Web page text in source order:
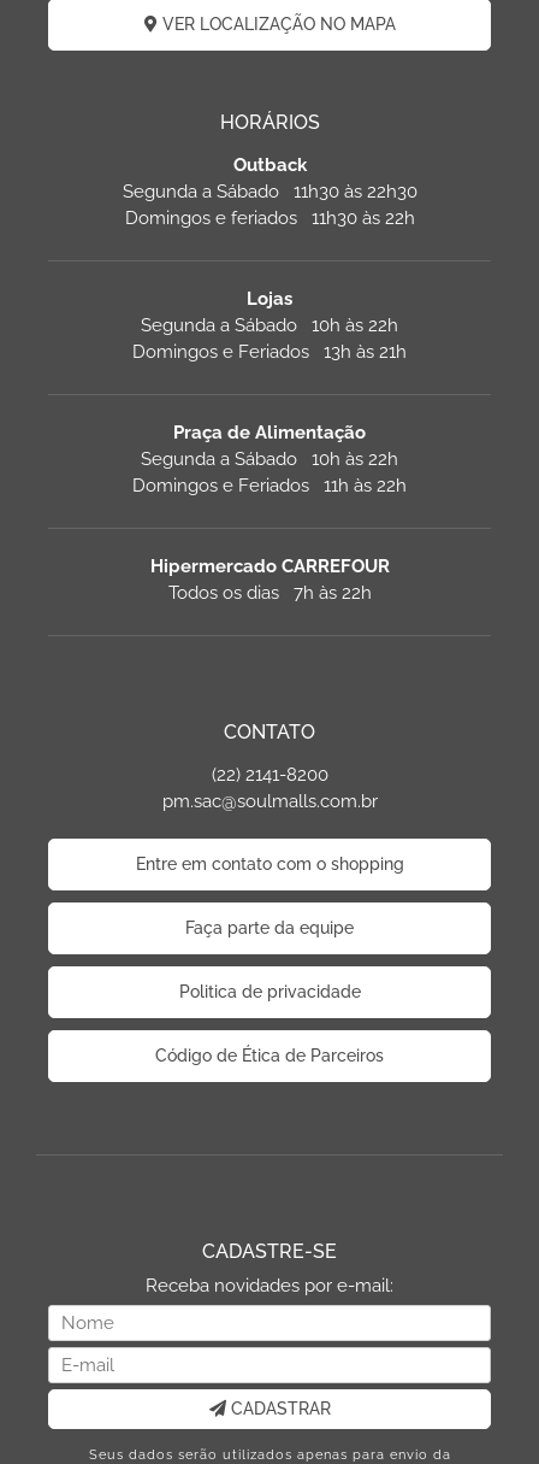
VER LOCALIZAÇÃO NO MAPA
HORÁRIOS
Outback
Segunda a Sábado 11h30 às 22h30
Domingos e feriados 11h30 às 22h
Lojas
Segunda a Sábado 10h às 22h
Domingos e Feriados 13h às 21h
Praça de Alimentação
Segunda a Sábado 10h às 22h
Domingos e Feriados 11h às 22h
Hipermercado CARREFOUR
Todos os dias 7h às 22h
CONTATO
(22) 2141-8200
pm.sac@soulmalls.com.br
Entre em contato com o shopping
Faça parte da equipe
Politica de privacidade
Código de Ética de Parceiros
CADASTRE-SE
Receba novidades por e-mail:
CADASTRAR
Seus dados serão utilizados apenas para envio da